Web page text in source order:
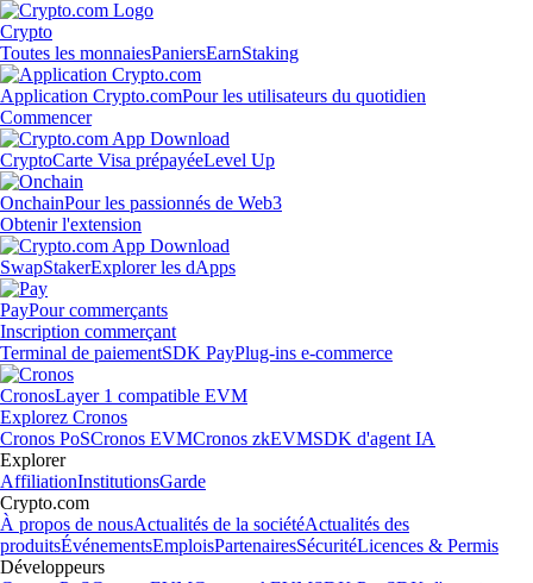
Crypto
Toutes les monnaiesPaniersEarnStaking
Application Crypto.comPour les utilisateurs du quotidien
Commencer
CryptoCarte Visa prépayéeLevel Up
OnchainPour les passionnés de Web3
Obtenir l'extension
SwapStakerExplorer les dApps
PayPour commerçants
Inscription commerçant
Terminal de paiementSDK PayPlug-ins e-commerce
CronosLayer 1 compatible EVM
Explorez Cronos
Cronos PoSCronos EVMCronos zkEVMSDK d'agent IA
Explorer
AffiliationInstitutionsGarde
Crypto.com
À propos de nousActualités de la sociétéActualités des
produitsÉvénementsEmploisPartenairesSécuritéLicences & Permis
Développeurs